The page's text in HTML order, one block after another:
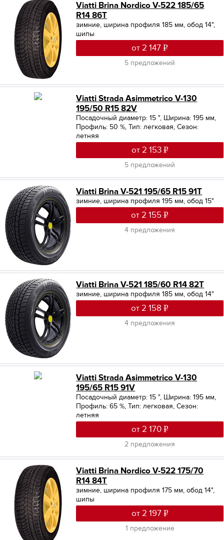
Viatti Brina Nordico V-522 185/65
R14 86T
зимние, ширина профиля 185 мм, обод 14",
шипы
от 2 147
5 предложений
Viatti Strada Asimmetrico V-130
195/50 R15 82V
Посадочный диаметр: 15 ", Ширина: 195 мм,
Профиль: 50 %,Тип: легковая,Сезон:
летняя
от 2 153
5 предложений
Viatti Brina V-521 195/65 R15 91T
зимние, ширина профиля 195 мм, обод 15"
от 2 155
4 предложения
Viatti Brina V-521 185/60 R14 82T
зимние, ширина профиля 185 мм, обод 14"
от 2 158
4 предложения
Viatti Strada Asimmetrico V-130
195/65 R15 91V
Посадочный диаметр: 15 ", Ширина: 195 мм,
Профиль: 65 %,Тип: легковая,Сезон:
летняя
от 2 170
2 предложения
Viatti Brina Nordico V-522 175/70
R14 84T
зимние, ширина профиля 175 мм, обод 14",
шипы
от 2 197
1 предложение